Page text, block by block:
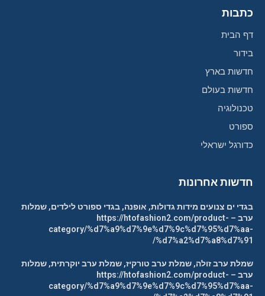
כתבות
דף הבית
בידור
חדשות בארץ
חדשות בעולם
טכנולוגיה
ספורט
כדורגל ישראלי
חדשות אחרונות
בגדי ים צנועים מידות גדולות, אופנה, בגדי ספורט לילדים, שמלות
ערב – https://htofashion2.com/product-
category/%d7%a9%d7%9e%d7%9c%d7%95%d7%aa-
%d7%a2%d7%a8%d7%91/
שמלת ערב זולה, שמלת ערב טורקיז, שמלת ערב יוקרתית, שמלות
ערב – https://htofashion2.com/product-
category/%d7%a9%d7%9e%d7%9c%d7%95%d7%aa-